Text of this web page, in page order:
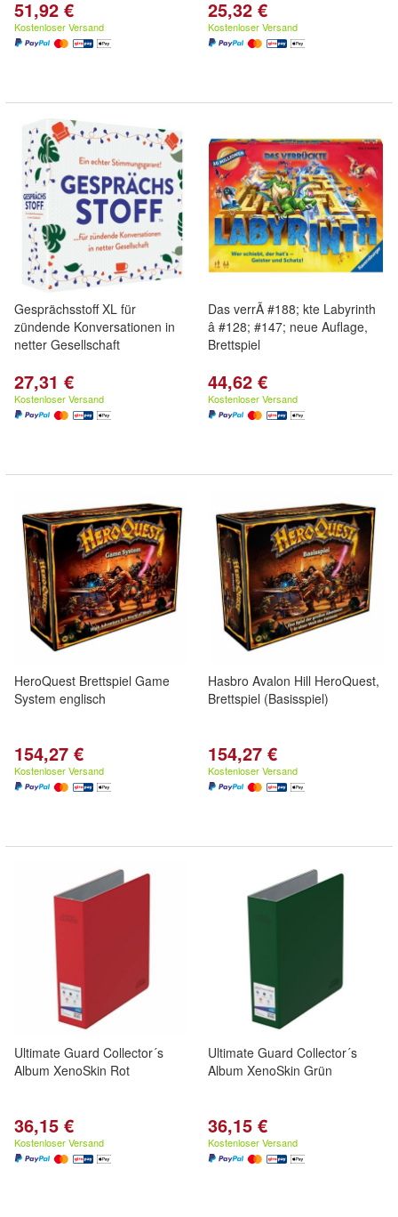
51,92 €
Kostenloser Versand
25,32 €
Kostenloser Versand
Gesprächsstoff XL für
zündende Konversationen in
netter Gesellschaft
27,31 €
Kostenloser Versand
Das verrÃ #188; kte Labyrinth
â #128; #147; neue Auflage,
Brettspiel
44,62 €
Kostenloser Versand
HeroQuest Brettspiel Game
System englisch
154,27 €
Kostenloser Versand
Hasbro Avalon Hill HeroQuest,
Brettspiel (Basisspiel)
154,27 €
Kostenloser Versand
Ultimate Guard Collector´s
Album XenoSkin Rot
36,15 €
Kostenloser Versand
Ultimate Guard Collector´s
Album XenoSkin Grün
36,15 €
Kostenloser Versand